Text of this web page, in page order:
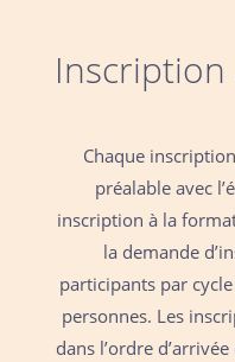
Chaque
préalable avec
inscription à la
la demande
participants par
personnes. Les
dans l’ordre